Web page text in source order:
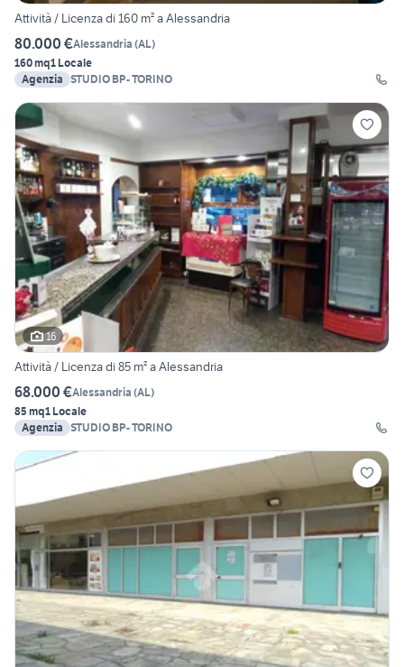
Attività / Licenza di 160 m² a Alessandria
80.000 €Alessandria (AL)
160 mq1 Locale
Agenzia STUDIO BP- TORINO
16
Attività / Licenza di 85 m² a Alessandria
68.000 €Alessandria (AL)
85 mq1 Locale
Agenzia STUDIO BP- TORINO